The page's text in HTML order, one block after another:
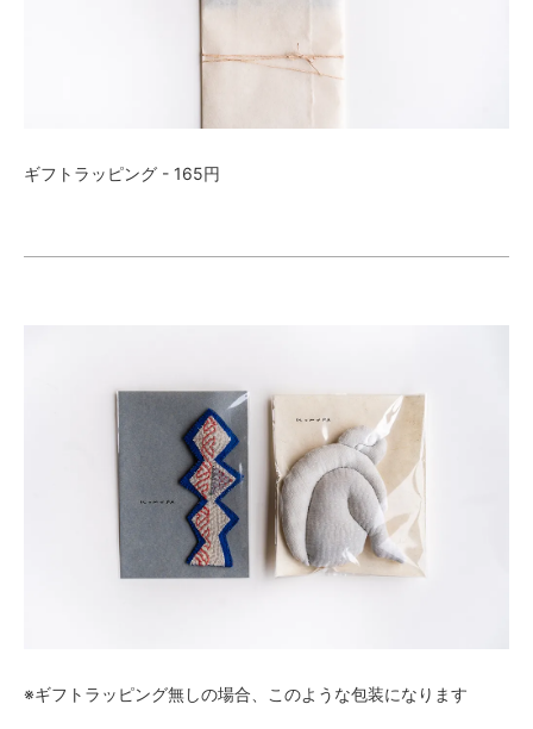
ギフトラッピング - 165円
※ギフトラッピング無しの場合、このような包装になります